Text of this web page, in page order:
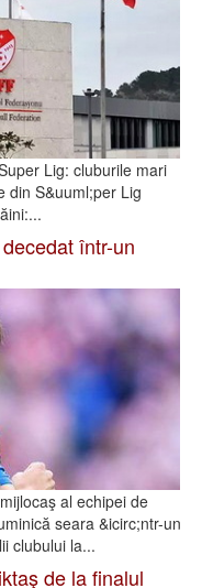
Lig: cluburile mari
din S&uuml;per Lig
într-un
al echipei de
seara &icirc;ntr-un
clubului la...
de la finalul